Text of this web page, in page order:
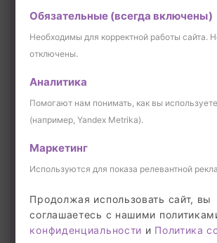
Обязательные (всегда включены)
Необходимы для корректной работы сайта.
отключены.
Аналитика
Помогают нам понимать, как вы
(например, Yandex Metrika).
Маркетинг
Используются для показа релевантной
Продолжая использовать сайт, вы
соглашаетесь с нашими
конфиденциальности и Политика
воскресенье — выходные дни)
График работы ОУ:
до 17:00
— пер.Красноармейского, 63:
пятница с 8:00 до 17:00
8:30 до 13:30
соответствии с графиком работы:
понедельник — пятница с 8:00 до
Учреждение является